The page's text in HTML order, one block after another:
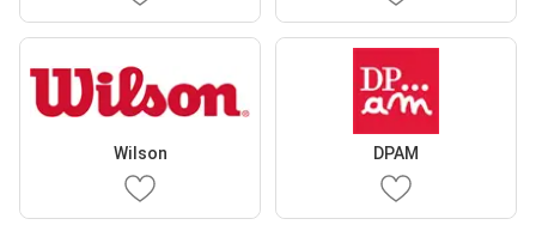
Wilson DPAM